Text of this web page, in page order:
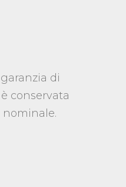
di
conservata
nominale.